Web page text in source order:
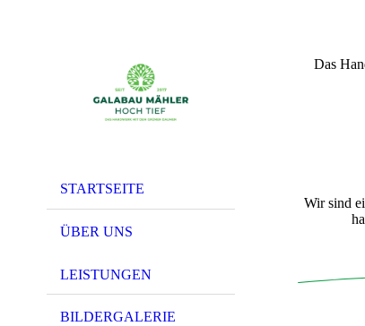
STARTSEITE
ÜBER UNS
LEISTUNGEN
BILDERGALERIE
Das
Wir sind